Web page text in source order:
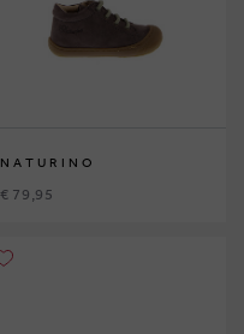
NATURINO
€ 79,95